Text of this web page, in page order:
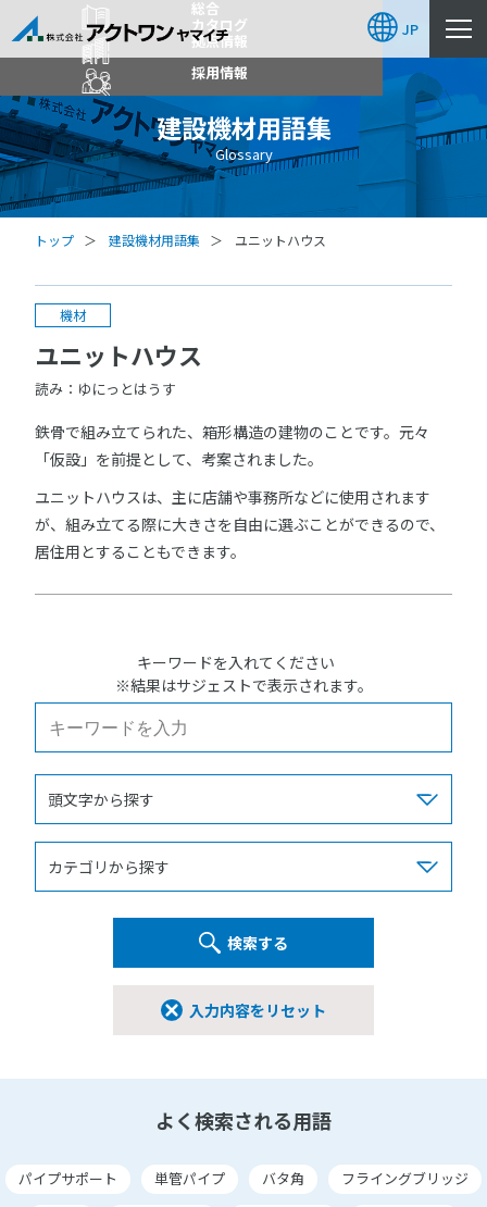
総合
カタログ
拠点情報
採用情報
JP
建設機材用語集
Glossary
トップ 建設機材用語集 ユニットハウス
機材
ユニットハウス
読み：ゆにっとはうす
鉄骨で組み立てられた、箱形構造の建物のことです。元々
「仮設」を前提として、考案されました。
ユニットハウスは、主に店舗や事務所などに使用されます
が、組み立てる際に大きさを自由に選ぶことができるので、
居住用とすることもできます。
キーワードを入れてください
※結果はサジェストで表示されます。
入力内容をリセット
検索する
よく検索される用語
パイプサポート 単管パイプ バタ角
フライングブリッジ